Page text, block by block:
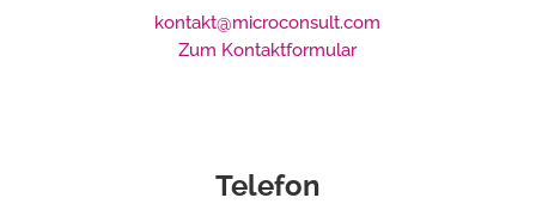
kontakt@microconsult.com
Zum Kontaktformular
Telefon